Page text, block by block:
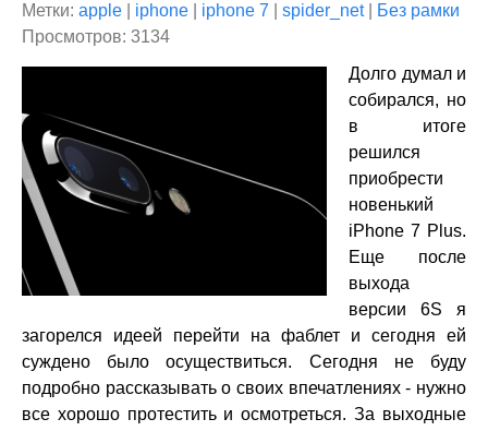
Метки: apple iphone iphone 7 spider_net|
Без рамки
Просмотров: 3134
Долго думал и
собирался, но
в итоге
решился
приобрести
новенький
iPhone 7 Plus.
Еще после
выхода
версии 6S я
загорелся идеей перейти на фаблет и сегодня ей
суждено было осуществиться. Сегодня не буду
подробно рассказывать о своих впечатлениях - нужно
все хорошо протестить и осмотреться. За выходные